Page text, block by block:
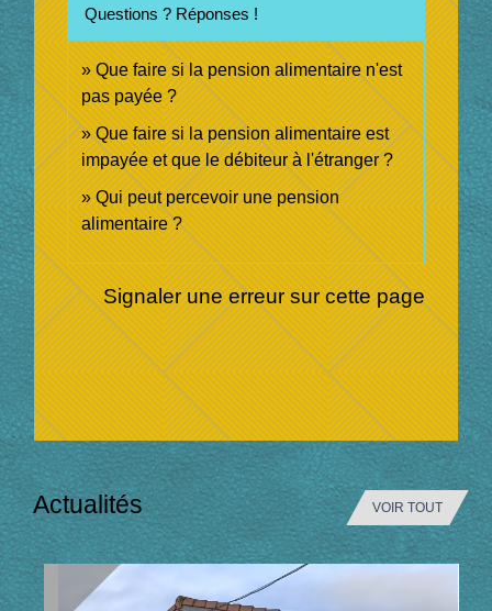
Questions ? Réponses !
Que faire si la pension alimentaire n'est
pas payée ?
Que faire si la pension alimentaire est
impayée et que le débiteur à l'étranger ?
Qui peut percevoir une pension
alimentaire ?
Signaler une erreur sur cette page
Actualités VOIR TOUT